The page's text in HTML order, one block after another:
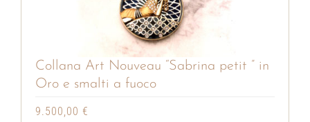
Collana Art Nouveau “Sabrina petit ” in
Oro e smalti a fuoco
9.500,00 €